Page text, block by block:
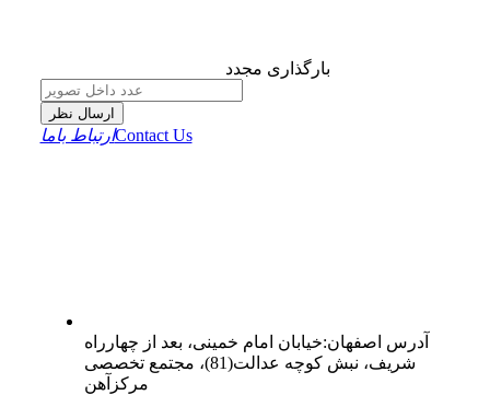
بارگذاری مجدد
ارسال نظر
ارتباط باماContact Us
آدرس اصفهان:خیابان امام خمینی، بعد از چهارراه
شریف، نبش کوچه عدالت(81)، مجتمع تخصصی
مرکزآهن